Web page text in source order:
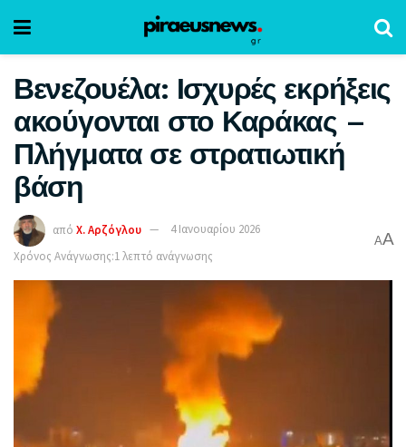
Βενεζουέλα: Ισχυρές εκρήξεις
ακούγονται στο Καράκας –
Πλήγματα σε στρατιωτική
βάση
από Χ. Αρζόγλου
4 Ιανουαρίου 2026
Χρόνος Ανάγνωσης:1 λεπτό ανάγνωσης
AA